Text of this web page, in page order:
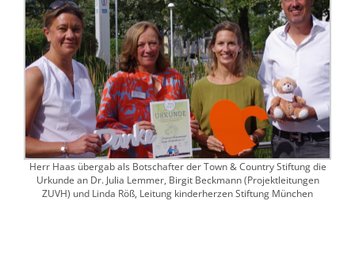
Herr Haas übergab als Botschafter der Town & Country Stiftung die
Urkunde an Dr. Julia Lemmer, Birgit Beckmann (Projektleitungen
ZUVH) und Linda Röß, Leitung kinderherzen Stiftung München